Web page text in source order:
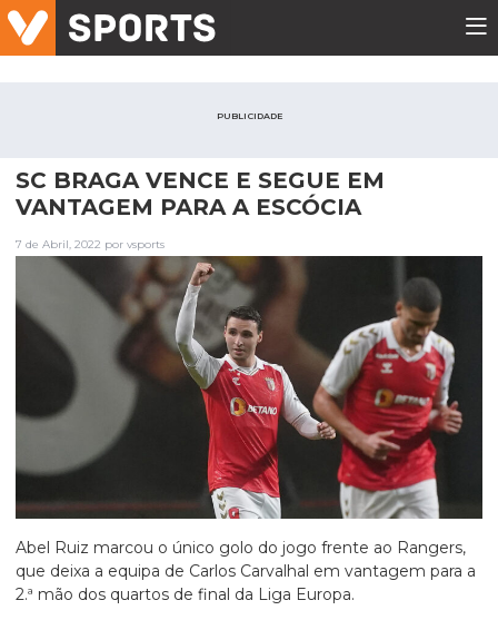
PUBLICIDADE
SC BRAGA VENCE E SEGUE EM
VANTAGEM PARA A ESCÓCIA
7 de Abril, 2022 por vsports
Abel Ruiz marcou o único golo do jogo frente ao Rangers,
que deixa a equipa de Carlos Carvalhal em vantagem para a
2.ª mão dos quartos de final da Liga Europa.